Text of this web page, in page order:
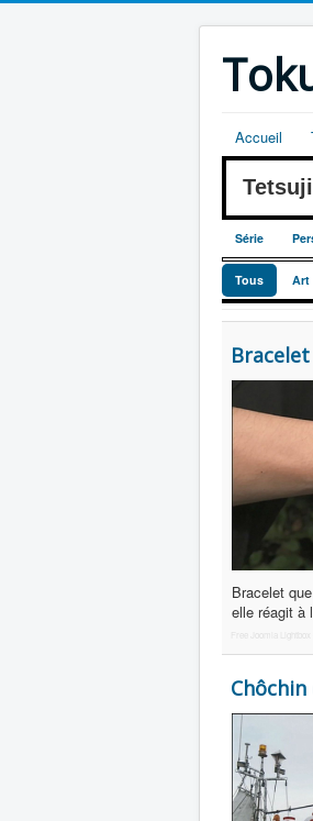
Accueil
Série
Tous Art
Bracelet
Bracelet
elle réagit à
Chôchin